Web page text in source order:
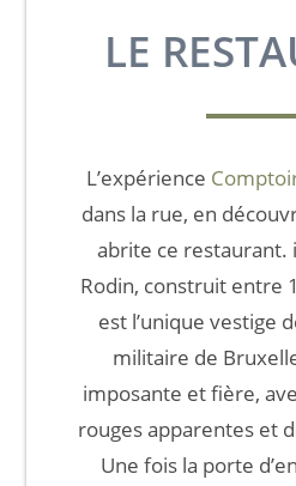
LE
L’expérience
dans la rue, en
abrite ce restaurant.
Rodin, construit entre
est l’unique vestige
militaire de
imposante et fière,
rouges apparentes et
Une fois la porte